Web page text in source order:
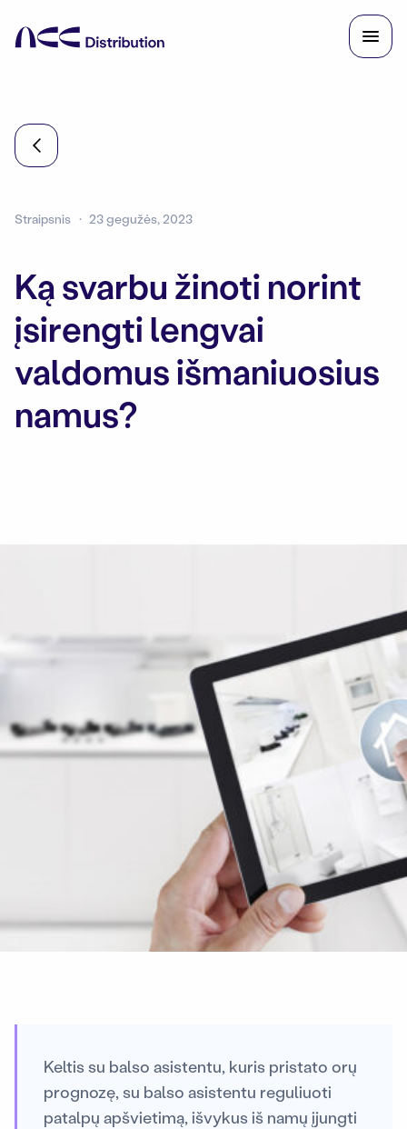
Straipsnis 23 gegužės, 2023
Ką svarbu žinoti norint
įsirengti lengvai
valdomus išmaniuosius
namus?
Keltis su balso asistentu, kuris pristato orų
prognozę, su balso asistentu reguliuoti
patalpų apšvietimą, išvykus iš namų įjungti